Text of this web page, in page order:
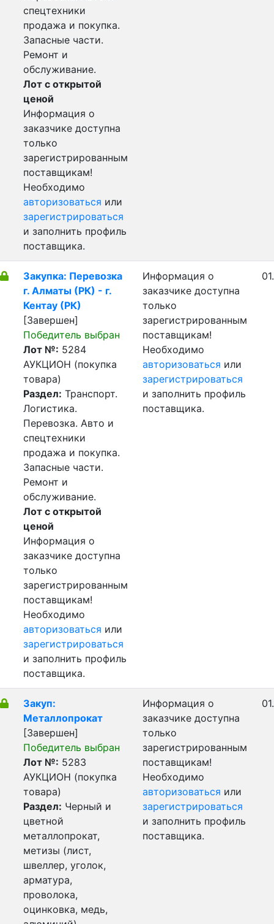
спецтехники
продажа и покупка.
Запасные части.
Ремонт и
обслуживание.
Лот с открытой
ценой
Информация о
заказчике доступна
только
зарегистрированным
поставщикам!
Необходимо
авторизоваться или
зарегистрироваться
и заполнить профиль
поставщика.
Закупка: Перевозка
г. Алматы (РК) - г.
Кентау (РК)
[Завершен]
Победитель выбран
Лот №: 5284
АУКЦИОН (покупка
товара)
Раздел: Транспорт.
Логистика.
Перевозка. Авто и
спецтехники
продажа и покупка.
Запасные части.
Ремонт и
обслуживание.
Лот с открытой
ценой
Информация о
заказчике доступна
только
зарегистрированным
поставщикам!
Необходимо
авторизоваться или
зарегистрироваться
и заполнить профиль
поставщика.
Информация о
заказчике доступна
только
зарегистрированным
поставщикам!
Необходимо
авторизоваться или
зарегистрироваться
и заполнить профиль
поставщика.
Закуп:
Металлопрокат
[Завершен]
Победитель выбран
Лот №: 5283
АУКЦИОН (покупка
товара)
Раздел: Черный и
цветной
металлопрокат,
метизы (лист,
швеллер, уголок,
арматура,
проволока,
оцинковка, медь,
Информация о
заказчике доступна
только
зарегистрированным
поставщикам!
Необходимо
авторизоваться или
зарегистрироваться
и заполнить профиль
поставщика.